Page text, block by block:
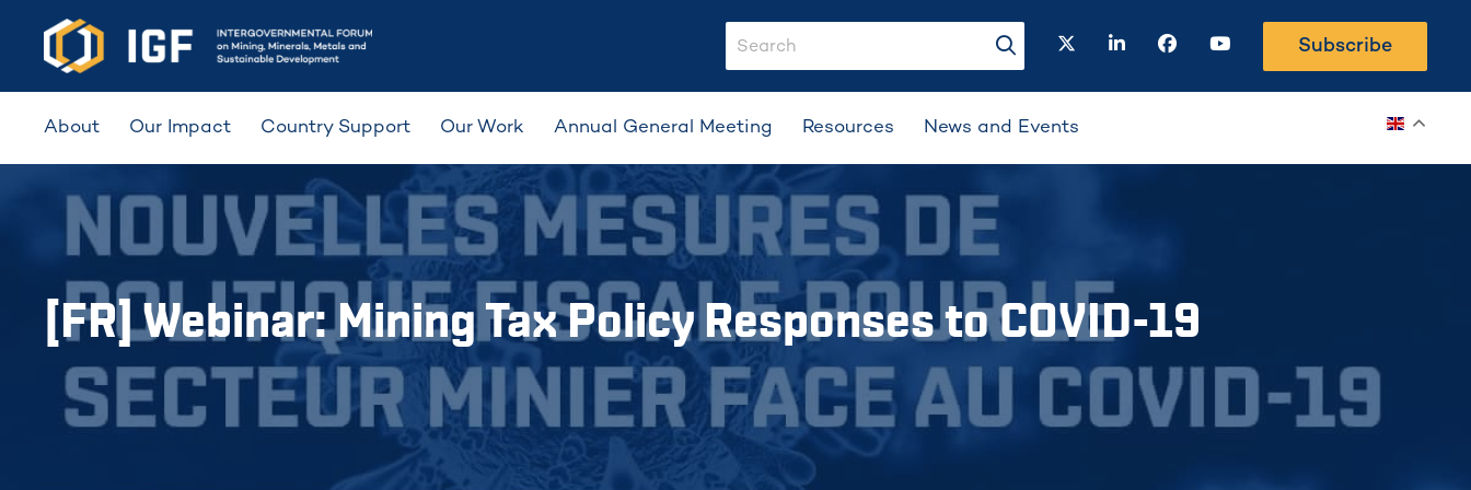
search-input
search-button
twitterlinkedinfacebookyoutube Subscribe
About Our Impact Country Support Our Work Annual General Meeting Resources News and Events
[FR] Webinar: Mining Tax Policy Responses to COVID-19